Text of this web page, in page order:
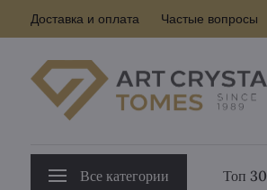
Доставка и оплата Частые вопросы
Все категории Топ 30